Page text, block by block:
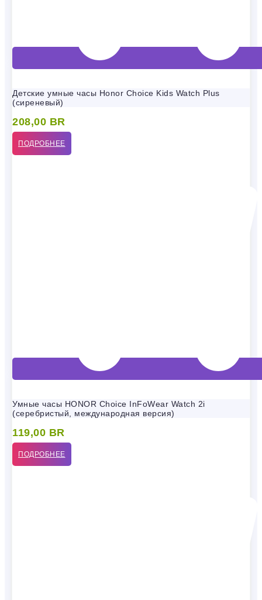
Детские умные часы Honor Choice Kids Watch Plus
(сиреневый)
208,00 BR
ПОДРОБНЕЕ
Умные часы HONOR Choice InFoWear Watch 2i
(серебристый, международная версия)
119,00 BR
ПОДРОБНЕЕ